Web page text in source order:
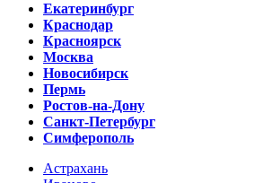
Екатеринбург
Краснодар
Красноярск
Москва
Новосибирск
Пермь
Ростов-на-Дону
Санкт-Петербург
Симферополь
Астрахань